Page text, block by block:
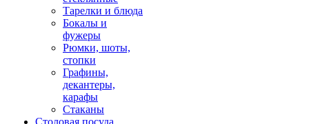
Тарелки и блюда
Бокалы и
фужеры
Рюмки, шоты,
стопки
Графины,
декантеры,
карафы
Стаканы
Столовая посуда